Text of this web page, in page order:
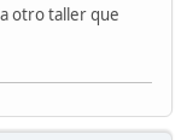
otro taller que